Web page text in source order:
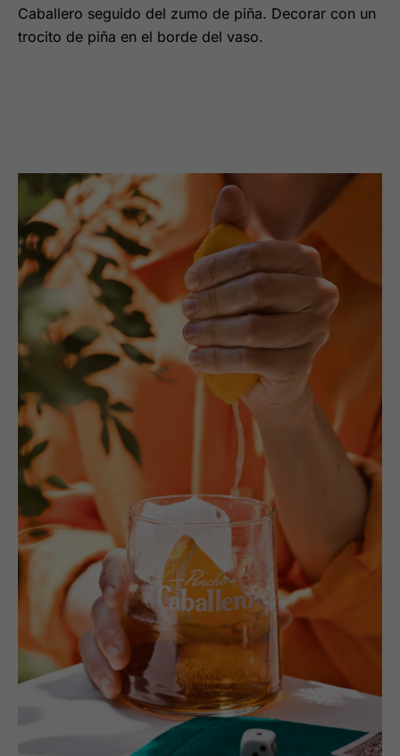
Caballero seguido del zumo de piña. Decorar con un
trocito de piña en el borde del vaso.